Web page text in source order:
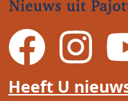
Heeft U